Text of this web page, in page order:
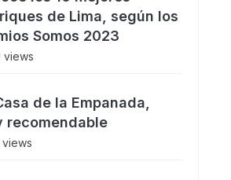
de Lima, según los
Somos 2023
views
de la Empanada,
recomendable
views